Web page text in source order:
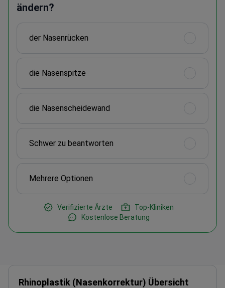
ändern?
der Nasenrücken
die Nasenspitze
die Nasenscheidewand
Schwer zu beantworten
Mehrere Optionen
Verifizierte Ärzte
Top-Kliniken
Kostenlose Beratung
Rhinoplastik (Nasenkorrektur) Übersicht